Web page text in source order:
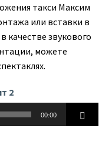
такси Максим
или вставки в
качестве звукового
можете
2
00:00